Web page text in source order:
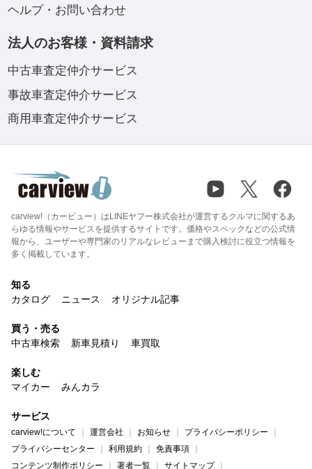
ヘルプ・お問い合わせ
法人のお客様・資料請求
中古車査定仲介サービス
事故車査定仲介サービス
商用車査定仲介サービス
carview!（カービュー）はLINEヤフー株式会社が運営するクルマに関するあ
らゆる情報やサービスを提供するサイトです。価格やスペックなどの公式情
報から、ユーザーや専門家のリアルなレビューまで購入検討に役立つ情報を
多く掲載しています。
知る
カタログ
ニュース オリジナル記事
買う・売る
中古車検索
新車見積り 車買取
楽しむ
マイカー
みんカラ
サービス
carview!について 運営会社 お知らせ
プライバシーポリシー
プライバシーセンター
利用規約
免責事項
コンテンツ制作ポリシー
著者一覧 サイトマップ